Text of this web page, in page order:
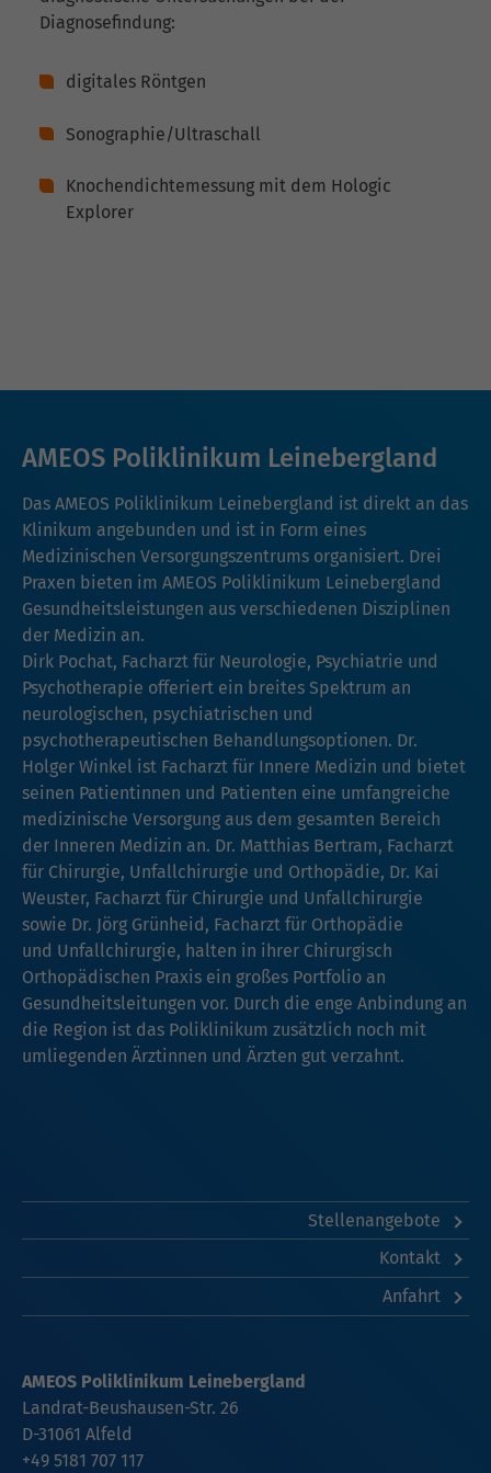
Diagnosefindung:
digitales Röntgen
Sonographie/Ultraschall
Knochendichtemessung mit dem Hologic
Explorer
AMEOS Poliklinikum Leinebergland
Das AMEOS Poliklinikum Leinebergland ist direkt an das
Klinikum angebunden und ist in Form eines
Medizinischen Versorgungszentrums organisiert. Drei
Praxen bieten im AMEOS Poliklinikum Leinebergland
Gesundheitsleistungen aus verschiedenen Disziplinen
der Medizin an.
Dirk Pochat, Facharzt für Neurologie, Psychiatrie und
Psychotherapie offeriert ein breites Spektrum an
neurologischen, psychiatrischen und
psychotherapeutischen Behandlungsoptionen. Dr.
Holger Winkel ist Facharzt für Innere Medizin und bietet
seinen Patientinnen und Patienten eine umfangreiche
medizinische Versorgung aus dem gesamten Bereich
der Inneren Medizin an. Dr. Matthias Bertram, Facharzt
für Chirurgie, Unfallchirurgie und Orthopädie, Dr. Kai
Weuster, Facharzt für Chirurgie und Unfallchirurgie
sowie Dr. Jörg Grünheid, Facharzt für Orthopädie
und Unfallchirurgie, halten in ihrer Chirurgisch
Orthopädischen Praxis ein großes Portfolio an
Gesundheitsleitungen vor. Durch die enge Anbindung an
die Region ist das Poliklinikum zusätzlich noch mit
umliegenden Ärztinnen und Ärzten gut verzahnt.
Stellenangebote
Kontakt
Anfahrt
AMEOS Poliklinikum Leinebergland
Landrat-Beushausen-Str. 26
D-31061 Alfeld
+49 5181 707 117